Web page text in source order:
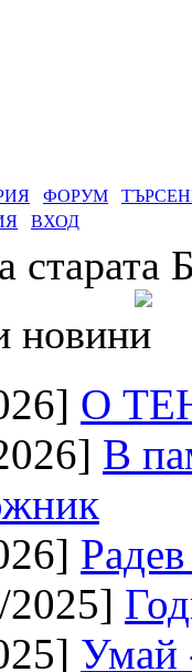
ФОРУМ
ВХОД
старата
новини
О
В
Умай